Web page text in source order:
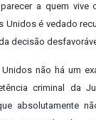
a quem vive
Unidos é vedado
decisão
não há um
criminal da
absolutamente